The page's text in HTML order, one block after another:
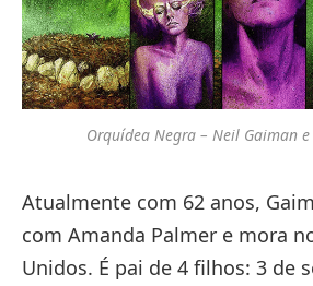
Orquídea Negra – Neil Gaiman e
Atualmente com 62 anos,
com Amanda Palmer e mora
Unidos. É pai de 4 filhos: 3 de